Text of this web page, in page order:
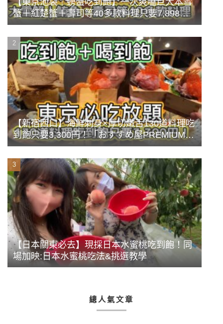
【東京池袋｜螃蟹吃到飽】一次爽嗑巨大本雪
蟹＋紅楚蟹＋壽司等40多款料理只要7,898
円？！CP值超高的豪華放題餐《蟹まみれ
TOKYO》
【新宿西口】海鮮刺身×厚切嫩舌130道料理吃
到飽只要3,300円！「おすすめ屋PREMIUM」
豪華前菜牡蠣海鮮蒸盤
【日本關東必去】現採日本水蜜桃吃到飽！同
場加映:日本水蜜桃吃法&挑選教學
總人氣文章